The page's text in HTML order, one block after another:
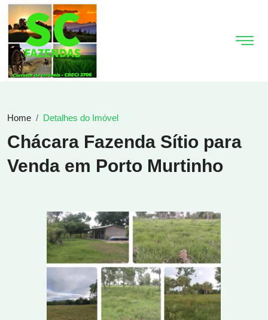
Home Detalhes do Imóvel
Chácara Fazenda Sítio para
Venda em Porto Murtinho